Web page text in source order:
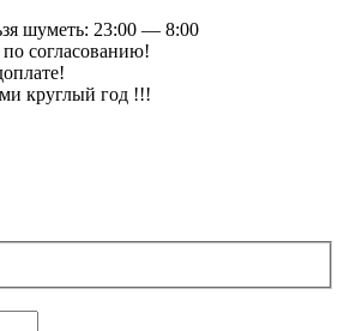
шуметь: 23:00 — 8:00
согласованию!
круглый год !!!